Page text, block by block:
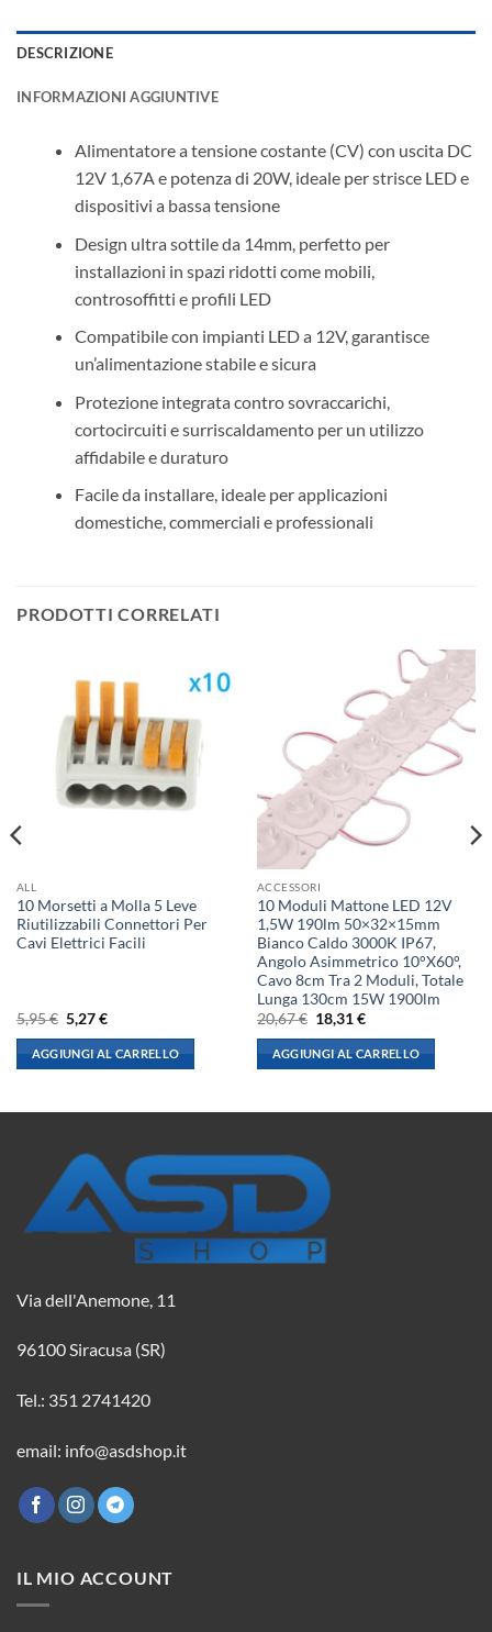
DESCRIZIONE
INFORMAZIONI AGGIUNTIVE
Alimentatore a tensione costante (CV) con uscita DC
12V 1,67A e potenza di 20W, ideale per strisce LED e
dispositivi a bassa tensione
Design ultra sottile da 14mm, perfetto per
installazioni in spazi ridotti come mobili,
controsoffitti e profili LED
Compatibile con impianti LED a 12V, garantisce
un’alimentazione stabile e sicura
Protezione integrata contro sovraccarichi,
cortocircuiti e surriscaldamento per un utilizzo
affidabile e duraturo
Facile da installare, ideale per applicazioni
domestiche, commerciali e professionali
PRODOTTI CORRELATI
ALL
10 Morsetti a Molla 5 Leve
Riutilizzabili Connettori Per
Cavi Elettrici Facili
5,95€ Il
prezzo
originale
era:
5,95 €.
5,27€Il
attuale
è:
5,27 €.
AGGIUNGI AL CARRELLO
ACCESSORI
10 Moduli Mattone LED 12V
1,5W 190lm 50×32×15mm
Bianco Caldo 3000K IP67,
Angolo Asimmetrico 10°X60°,
Cavo 8cm Tra 2 Moduli, Totale
Lunga 130cm 15W 1900lm
20,67€ Il
prezzo
originale
era:
20,67 €.
18,31€Il
attuale
è:
18,31 €.
AGGIUNGI AL CARRELLO
Via dell'Anemone, 11
96100 Siracusa (SR)
Tel.: 351 2741420
email: info@asdshop.it
IL MIO ACCOUNT